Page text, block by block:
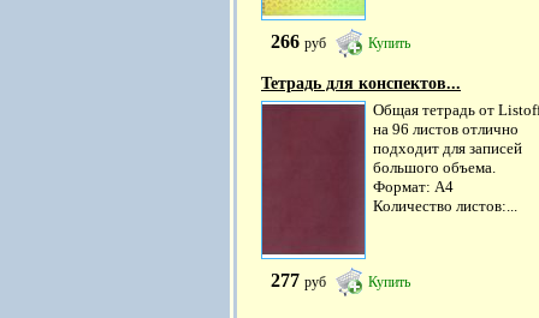
266 руб Купить
Тетрадь для конспектов...
Общая тетрадь от
на 96 листов отлично
подходит для записей
большого объема.
Формат: А4
Количество листов:...
277 руб Купить